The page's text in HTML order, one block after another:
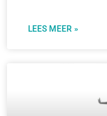
LEES MEER »